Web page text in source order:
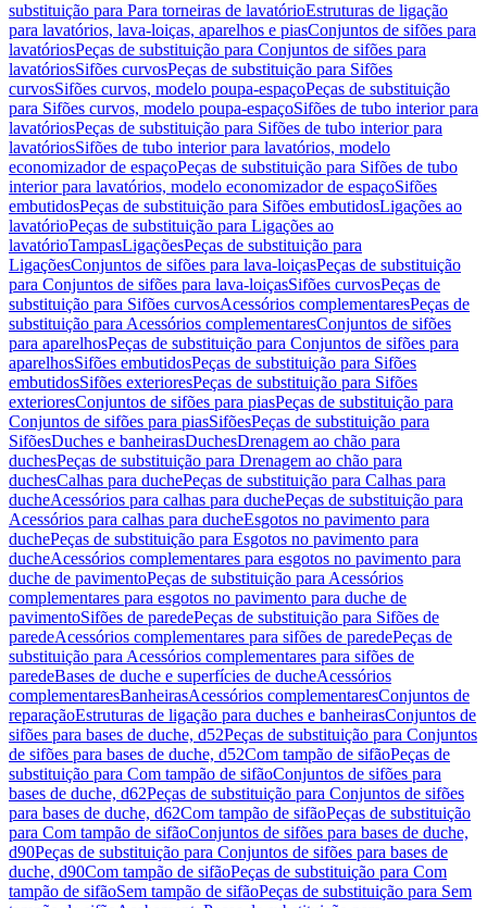
substituição para Para torneiras de lavatórioEstruturas de ligação
para lavatórios, lava-loiças, aparelhos e piasConjuntos de sifões para
lavatóriosPeças de substituição para Conjuntos de sifões para
lavatóriosSifões curvosPeças de substituição para Sifões
curvosSifões curvos, modelo poupa-espaçoPeças de substituição
para Sifões curvos, modelo poupa-espaçoSifões de tubo interior para
lavatóriosPeças de substituição para Sifões de tubo interior para
lavatóriosSifões de tubo interior para lavatórios, modelo
economizador de espaçoPeças de substituição para Sifões de tubo
interior para lavatórios, modelo economizador de espaçoSifões
embutidosPeças de substituição para Sifões embutidosLigações ao
lavatórioPeças de substituição para Ligações ao
lavatórioTampasLigaçõesPeças de substituição para
LigaçõesConjuntos de sifões para lava-loiçasPeças de substituição
para Conjuntos de sifões para lava-loiçasSifões curvosPeças de
substituição para Sifões curvosAcessórios complementaresPeças de
substituição para Acessórios complementaresConjuntos de sifões
para aparelhosPeças de substituição para Conjuntos de sifões para
aparelhosSifões embutidosPeças de substituição para Sifões
embutidosSifões exterioresPeças de substituição para Sifões
exterioresConjuntos de sifões para piasPeças de substituição para
Conjuntos de sifões para piasSifõesPeças de substituição para
SifõesDuches e banheirasDuchesDrenagem ao chão para
duchesPeças de substituição para Drenagem ao chão para
duchesCalhas para duchePeças de substituição para Calhas para
ducheAcessórios para calhas para duchePeças de substituição para
Acessórios para calhas para ducheEsgotos no pavimento para
duchePeças de substituição para Esgotos no pavimento para
ducheAcessórios complementares para esgotos no pavimento para
duche de pavimentoPeças de substituição para Acessórios
complementares para esgotos no pavimento para duche de
pavimentoSifões de paredePeças de substituição para Sifões de
paredeAcessórios complementares para sifões de paredePeças de
substituição para Acessórios complementares para sifões de
paredeBases de duche e superfícies de ducheAcessórios
complementaresBanheirasAcessórios complementaresConjuntos de
reparaçãoEstruturas de ligação para duches e banheirasConjuntos de
sifões para bases de duche, d52Peças de substituição para Conjuntos
de sifões para bases de duche, d52Com tampão de sifãoPeças de
substituição para Com tampão de sifãoConjuntos de sifões para
bases de duche, d62Peças de substituição para Conjuntos de sifões
para bases de duche, d62Com tampão de sifãoPeças de substituição
para Com tampão de sifãoConjuntos de sifões para bases de duche,
d90Peças de substituição para Conjuntos de sifões para bases de
duche, d90Com tampão de sifãoPeças de substituição para Com
tampão de sifãoSem tampão de sifãoPeças de substituição para Sem